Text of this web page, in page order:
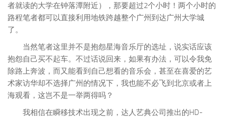
者就读的大学在钟落潭附近），那要超过2个小时！两个小时的
路程笔者都可以直接利用地铁跨越整个广州到达广州大学城
了。
当然笔者这里并不是抱怨星海音乐厅的选址，说实话应该
抱怨自己买不起车。不过话说回来，如果有办法，可以令我免
除路上奔波，而又能看到自己想看的音乐会，甚至在喜爱的艺
术家访华却不选择广州的情况下，我也能不必飞到北京或者上
海观看，这岂不是一举两得吗？
我相信在瞬移技术出现之前，达人艺典公司推出的HD-